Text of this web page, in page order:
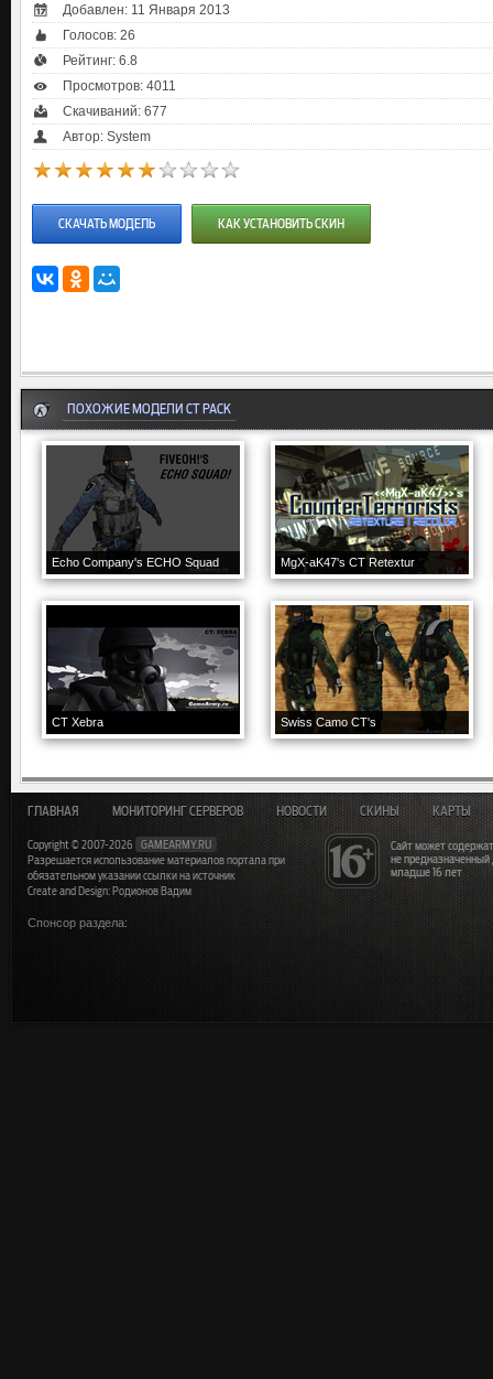
Добавлен: 11 Января 2013
Голосов: 26
Рейтинг: 6.8
Просмотров: 4011
Скачиваний: 677
Автор: System
СКАЧАТЬ МОДЕЛЬ КАК УСТАНОВИТЬ СКИН
ПОХОЖИЕ МОДЕЛИ CT PACK
Echo Company's ECHO Squad MgX-aK47's CT Retextur
CT Xebra Swiss Camo CT's
Сайт может
не
младше 16 лет
ГЛАВНАЯ МОНИТОРИНГ СЕРВЕРОВ НОВОСТИ СКИНЫ КАРТЫ
Copyright © 2007-2026
GAMEARMY.RU
Разрешается использование материалов портала при
обязательном указании ссылки на источник
Create and Design: Родионов Вадим
Спонсор раздела: